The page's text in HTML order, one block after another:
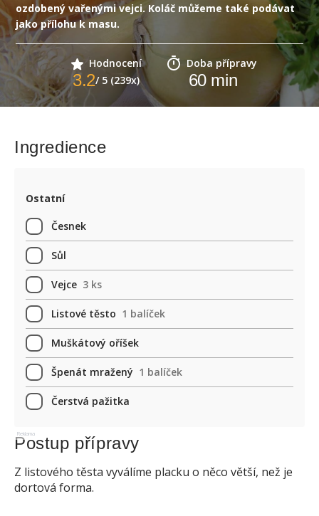
ozdobený vařenými vejci. Koláč můžeme také podávat
jako přílohu k masu.
Hodnocení
3.2/ 5 (239x)
Doba přípravy
60min
Ingredience
Ostatní
Česnek
Sůl
Vejce 3 ks
Listové těsto 1 balíček
Muškátový oříšek
Špenát mražený 1 balíček
Čerstvá pažitka
Reklama
Postup přípravy
Z listového těsta vyválíme placku o něco větší, než je
dortová forma.